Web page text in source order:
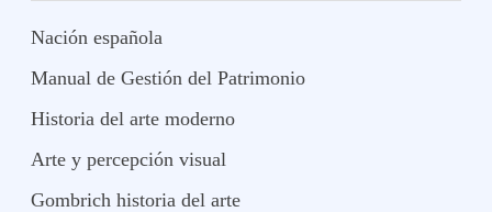
Nación española
Manual de Gestión del Patrimonio
Historia del arte moderno
Arte y percepción visual
Gombrich historia del arte